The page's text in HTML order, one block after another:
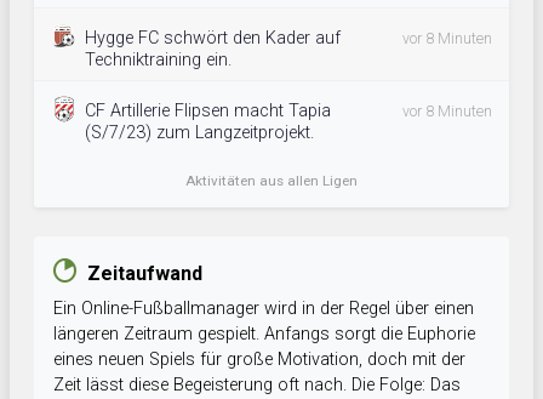
Hygge FC schwört den Kader auf
Techniktraining ein.
vor 8 Minuten
CF Artillerie Flipsen macht Tapia
(S/7/23) zum Langzeitprojekt.
vor 8 Minuten
Aktivitäten aus allen Ligen
Zeitaufwand
Ein Online-Fußballmanager wird in der Regel über einen
längeren Zeitraum gespielt. Anfangs sorgt die Euphorie
eines neuen Spiels für große Motivation, doch mit der
Zeit lässt diese Begeisterung oft nach. Die Folge: Das